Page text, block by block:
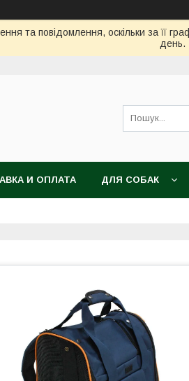
та повідомлення, оскільки за її
день.
И ОПЛАТА ДЛЯ СОБАК